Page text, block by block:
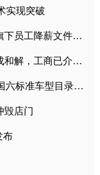
实现突破
首个宣布降薪的大型车企，上汽集团旗下员工降薪文件曝光
奔驰漏油事件最新进展：双方私下达成和解，工商已介入调查
“国六排放标准”7月1号正式实施 符合国六标准车型目录一览
毁店门
布